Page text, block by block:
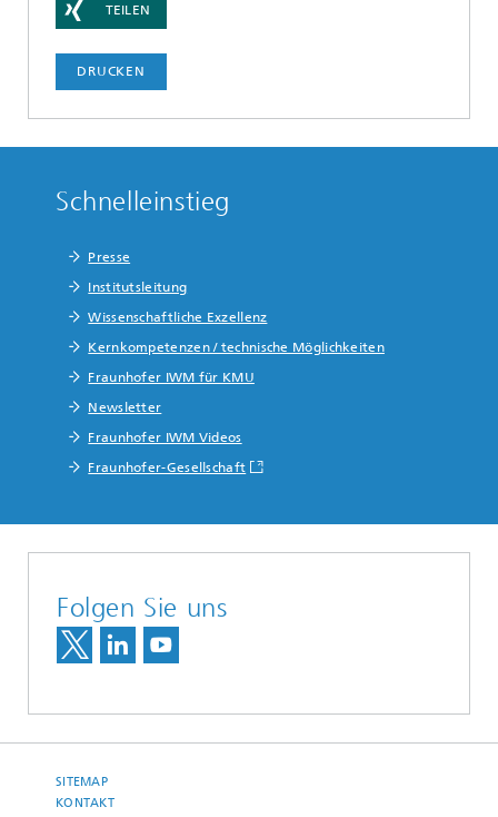
TEILEN
DRUCKEN
Schnelleinstieg
Presse
Institutsleitung
Wissenschaftliche Exzellenz
Kernkompetenzen / technische Möglichkeiten
Fraunhofer IWM für KMU
Newsletter
Fraunhofer IWM Videos
Fraunhofer-Gesellschaft
Folgen Sie uns
SITEMAP
KONTAKT